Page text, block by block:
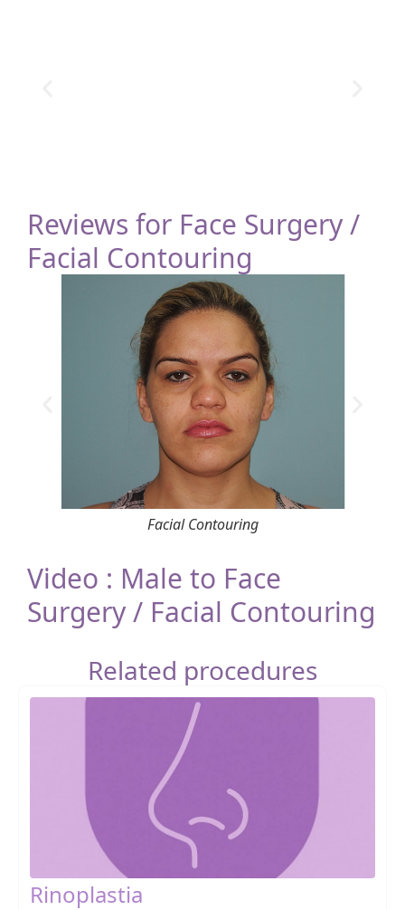
Reviews for Face Surgery /
Facial Contouring
Facial Contouring
Video : Male to Face
Surgery / Facial Contouring
Related procedures
Rinoplastia